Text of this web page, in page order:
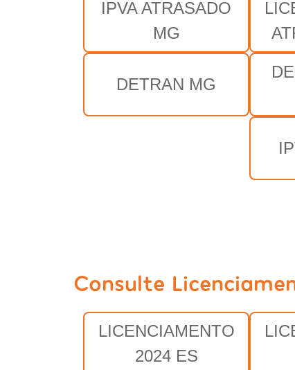
IPVA ATRASADO
MG
DETRAN MG
Consulte
LICENCIAMENTO
2024 ES